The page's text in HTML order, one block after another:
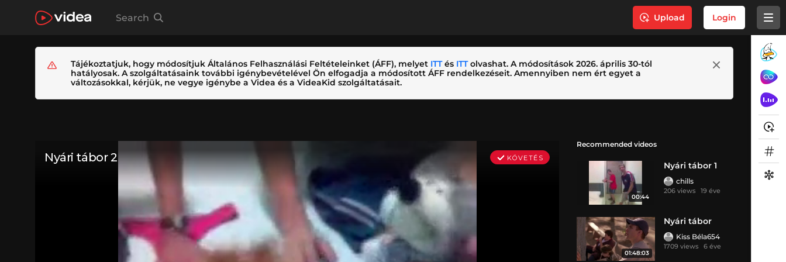
Search Upload Login
Tájékoztatjuk, hogy módosítjuk Általános Felhasználási Feltételeinket (ÁFF), melyet ITTés ITTolvashat. A módosítások 2026. április 30-tól
hatályosak. A szolgáltatásaink további igénybevételével Ön elfogadja a módosított ÁFF rendelkezéseit. Amennyiben nem ért egyet a
változásokkal, kérjük, ne vegye igénybe a Videa és a VideaKid szolgáltatásait.
Recommended videos
00:44
Nyári tábor 1
chills
206 views 19 éve
01:48:03
Nyári tábor
Kiss Béla654
1709 views 6 éve